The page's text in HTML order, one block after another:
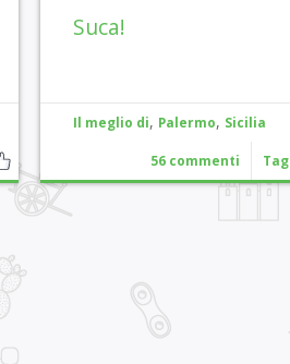
Suca!
Il meglio di, Palermo, Sicilia
56 commenti Tag